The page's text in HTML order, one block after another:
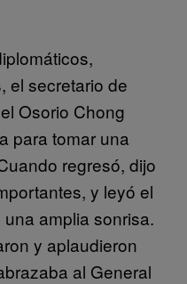
el secretario de
Osorio Chong
para tomar una
regresó, dijo
y leyó el
amplia sonrisa.
y aplaudieron
al General